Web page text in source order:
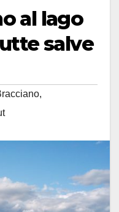
al lago
salve
,